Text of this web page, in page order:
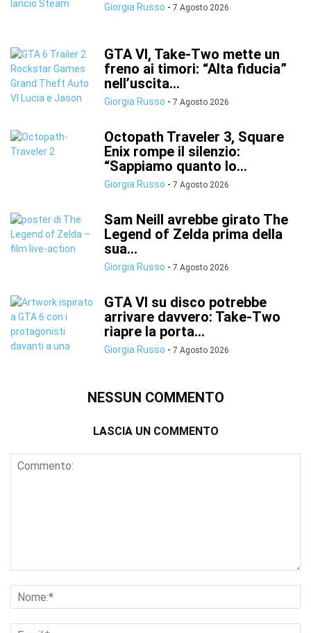
Giorgia Russo - 7 Agosto 2026
GTA VI, Take-Two mette un
freno ai timori: “Alta fiducia”
nell’uscita...
Giorgia Russo - 7 Agosto 2026
Octopath Traveler 3, Square
Enix rompe il silenzio:
“Sappiamo quanto lo...
Giorgia Russo - 7 Agosto 2026
Sam Neill avrebbe girato The
Legend of Zelda prima della
sua...
Giorgia Russo - 7 Agosto 2026
GTA VI su disco potrebbe
arrivare davvero: Take-Two
riapre la porta...
Giorgia Russo - 7 Agosto 2026
NESSUN COMMENTO
LASCIA UN COMMENTO